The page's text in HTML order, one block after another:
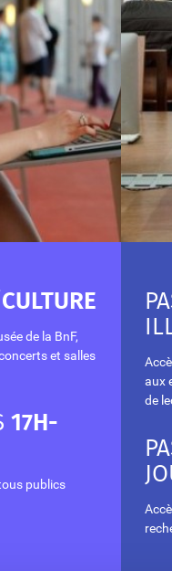
de la BnF,
et salles
17H-
publics
aux
de